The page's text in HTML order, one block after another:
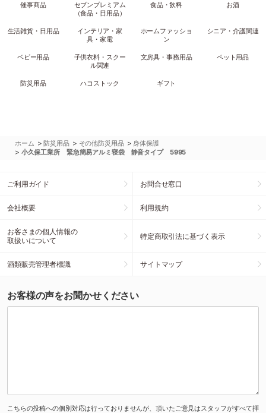
催事商品
セブンプレミアム
（食品・日用品）
食品・飲料 お酒
生活雑貨・日用品
インテリア・家
具・家電
ホームファッショ
ン
シニア・介護関連
ベビー用品
子供衣料・スクー
ル関連
文房具・事務用品 ペット用品
防災用品 ハコストック ギフト
ホーム >防災用品 > その他防災用品 >身体保護
> 小久保工業所 緊急簡易アルミ寝袋 静音タイプ 5995
ご利用ガイド お問合せ窓口
会社概要 利用規約
お客さまの個人情報の
取扱いについて
特定商取引法に基づく表示
酒類販売管理者標識 サイトマップ
お客様の声をお聞かせください
こちらの投稿への個別対応は行っておりませんが、頂いたご意見はスタッフがすべて拝